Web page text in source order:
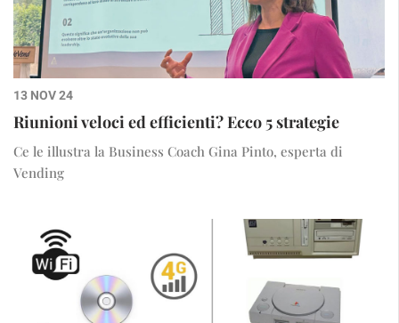
13 NOV 24
Riunioni veloci ed efficienti? Ecco 5 strategie
Ce le illustra la Business Coach Gina Pinto, esperta di
Vending